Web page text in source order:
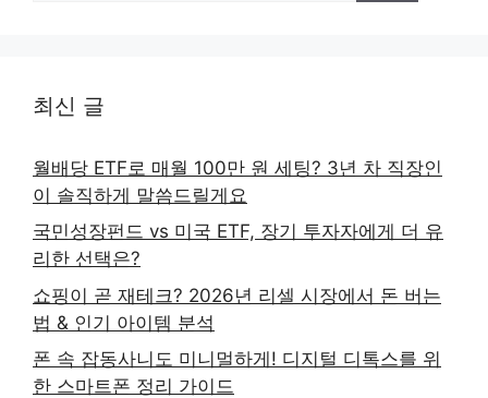
최신 글
월배당 ETF로 매월 100만 원 세팅? 3년 차 직장인
이 솔직하게 말씀드릴게요
국민성장펀드 vs 미국 ETF, 장기 투자자에게 더 유
리한 선택은?
쇼핑이 곧 재테크? 2026년 리셀 시장에서 돈 버는
법 & 인기 아이템 분석
폰 속 잡동사니도 미니멀하게! 디지털 디톡스를 위
한 스마트폰 정리 가이드